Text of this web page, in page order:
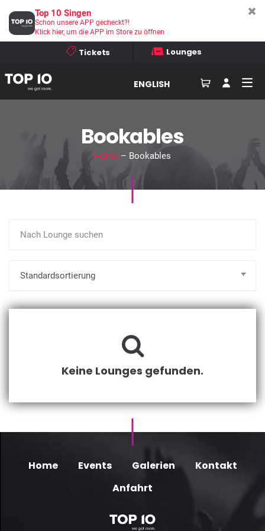
Tickets Lounges
ENGLISH
Bookables
Home– Bookables
Keine Lounges gefunden.
Home Events Galerien
Kontakt
Anfahrt
Top 10 Singen
Schon unsere APP gecheckt?!
Klick hier, um die APP im Store zu öffnen